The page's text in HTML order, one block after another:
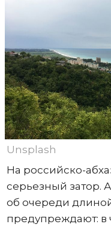
Unsplash
На российско-
серьезный затор.
об очереди
предупреждают: в